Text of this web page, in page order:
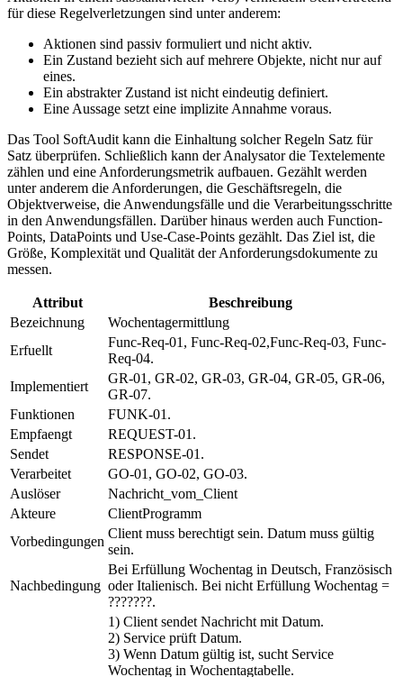
für diese Regelverletzungen sind unter anderem:
Aktionen sind passiv formuliert und nicht aktiv.
Ein Zustand bezieht sich auf mehrere Objekte, nicht nur auf
eines.
Ein abstrakter Zustand ist nicht eindeutig definiert.
Eine Aussage setzt eine implizite Annahme voraus.
Das Tool SoftAudit kann die Einhaltung solcher Regeln Satz für
Satz überprüfen. Schließlich kann der Analysator die Textelemente
zählen und eine Anforderungsmetrik aufbauen. Gezählt werden
unter anderem die Anforderungen, die Geschäftsregeln, die
Objektverweise, die Anwendungsfälle und die Verarbeitungsschritte
in den Anwendungsfällen. Darüber hinaus werden auch Function-
Points, DataPoints und Use-Case-Points gezählt. Das Ziel ist, die
Größe, Komplexität und Qualität der Anforderungsdokumente zu
messen.
Attribut
Beschreibung
Bezeichnung
Wochentagermittlung
Erfuellt
Func-Req-01, Func-Req-02,Func-Req-03, Func-
Req-04.
Implementiert
GR-01, GR-02, GR-03, GR-04, GR-05, GR-06,
GR-07.
Funktionen
FUNK-01.
Empfaengt
REQUEST-01.
Sendet
RESPONSE-01.
Verarbeitet
GO-01, GO-02, GO-03.
Auslöser
Nachricht_vom_Client
Akteure
ClientProgramm
Vorbedingungen
Client muss berechtigt sein. Datum muss gültig
sein.
Nachbedingung
Bei Erfüllung Wochentag in Deutsch, Französisch
oder Italienisch. Bei nicht Erfüllung Wochentag =
???????.
1) Client sendet Nachricht mit Datum.
2) Service prüft Datum.
3) Wenn Datum gültig ist, sucht Service
Wochentag in Wochentagtabelle.